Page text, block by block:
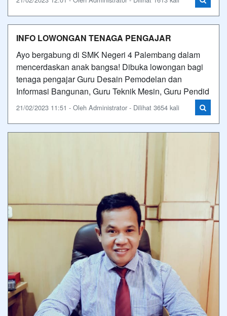
INFO LOWONGAN TENAGA PENGAJAR
Ayo bergabung di SMK Negeri 4 Palembang dalam
mencerdaskan anak bangsa! Dibuka lowongan bagi
tenaga pengajar Guru Desain Pemodelan dan
Informasi Bangunan, Guru Teknik Mesin, Guru Pendid
21/02/2023 11:51 - Oleh Administrator - Dilihat 3654 kali